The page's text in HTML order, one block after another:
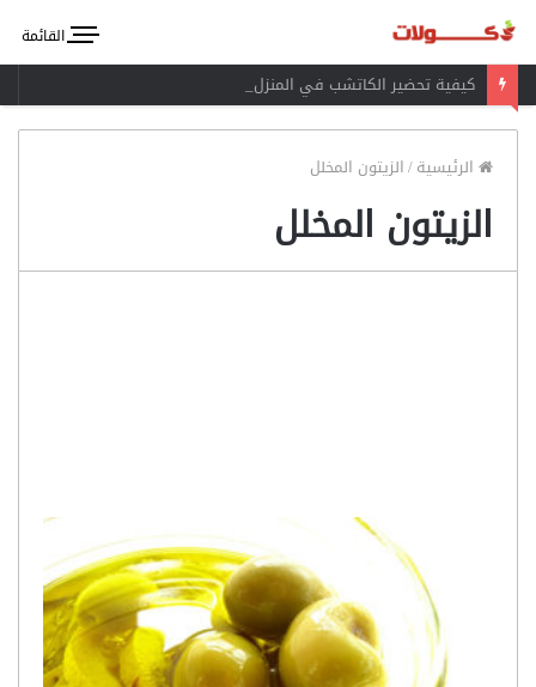
القائمة
كيفية تحضير الكاتشب في المنزل
الرئيسية/الزيتون المخلل
الزيتون المخلل